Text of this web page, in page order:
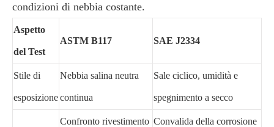
condizioni di nebbia costante.
Aspetto
del Test
ASTM B117 SAE J2334
Stile di
esposizione
Nebbia salina neutra
continua
Sale ciclico, umidità e
spegnimento a secco
Confronto rivestimento Convalida della corrosione